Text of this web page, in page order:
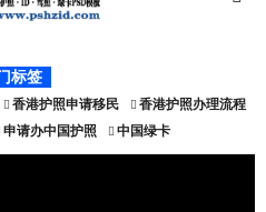
标签
香港护照申请移民
香港护照办理流程
申请办中国护照 中国绿卡